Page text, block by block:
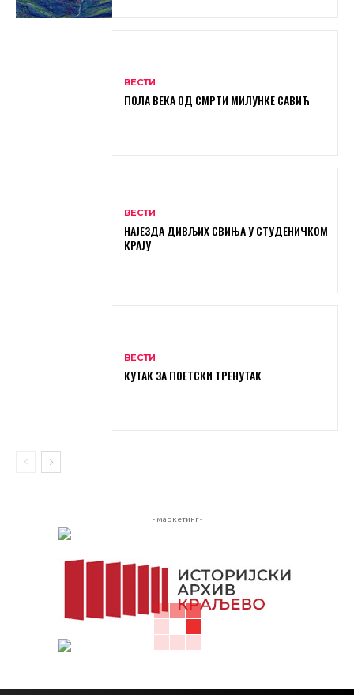
ВЕСТИ
ПОЛА ВЕКА ОД СМРТИ МИЛУНКЕ САВИЋ
ВЕСТИ
НАЈЕЗДА ДИВЉИХ СВИЊА У СТУДЕНИЧКОМ
КРАЈУ
ВЕСТИ
КУТАК ЗА ПОЕТСКИ ТРЕНУТАК
- маркетинг -